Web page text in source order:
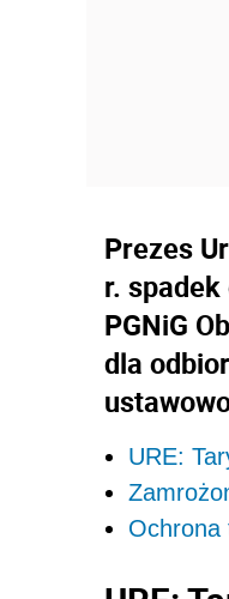
Prezes
r.
PGNiG
dla
URE:
Ochrona